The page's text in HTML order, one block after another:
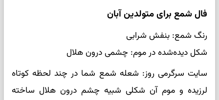
فال شمع برای متولدین آبان
رنگ شمع: بنفش شرابی
شکل دیده‌شده در موم: چشمی درون هلال
سایت سرگرمی روز: شعله شمع شما در چند لحظه کوتاه
لرزیده و موم آن شکلی شبیه چشم درون هلال ساخته